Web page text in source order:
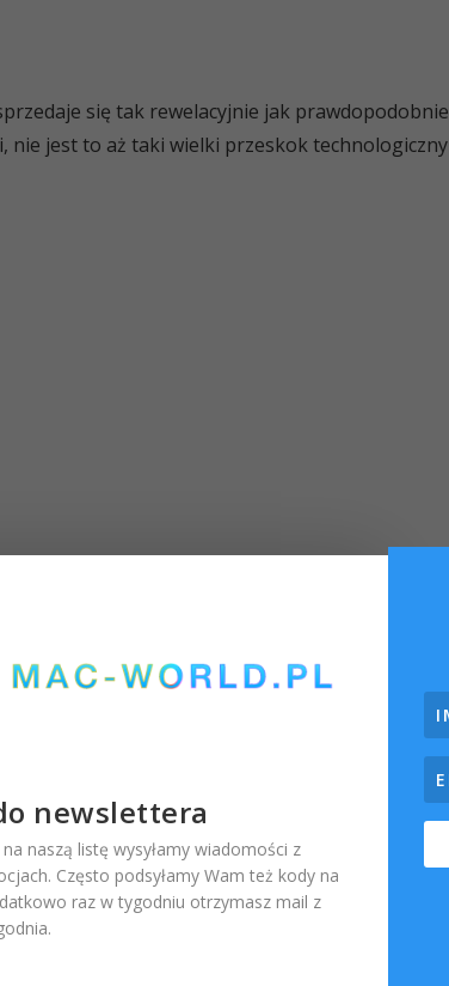
się tak rewelacyjnie jak prawdopodobnie
nie jest to aż taki wielki przeskok technologiczny
newslettera
naszą listę wysyłamy wiadomości z
Często podsyłamy Wam też kody na
raz w tygodniu otrzymasz mail z